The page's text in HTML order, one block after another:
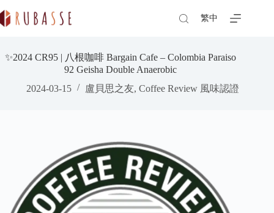
to
content
繁中
✨2024 CR95 | 八根咖啡 Bargain Cafe – Colombia Paraiso
92 Geisha Double Anaerobic
2024-03-15
盧貝思之友,Coffee Review 風味認證